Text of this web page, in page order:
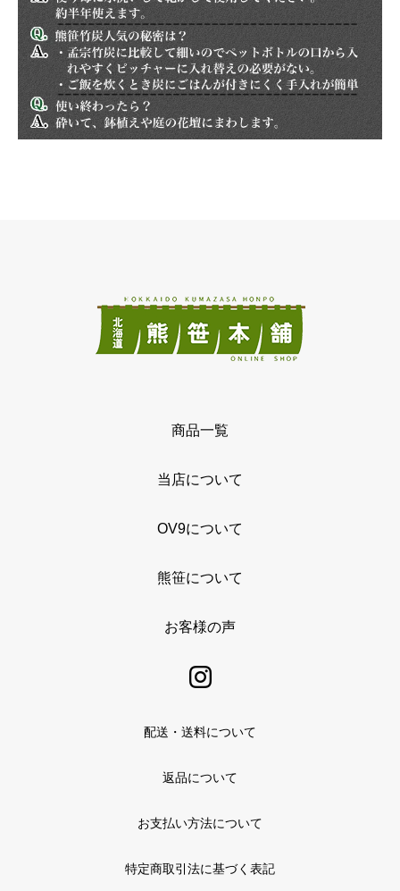
商品一覧
当店について
OV9について
熊笹について
お客様の声
配送・送料について
返品について
お支払い方法について
特定商取引法に基づく表記